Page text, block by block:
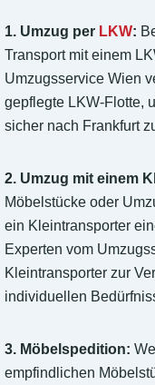
1. Umzug per LKW:
Transport mit einem
Umzugsservice Wien
gepflegte LKW-Flotte,
sicher nach Frankfurt
2. Umzug mit einem
Möbelstücke oder
ein Kleintransporter
Experten vom
Kleintransporter zur
individuellen
3. Möbelspedition:
empfindlichen